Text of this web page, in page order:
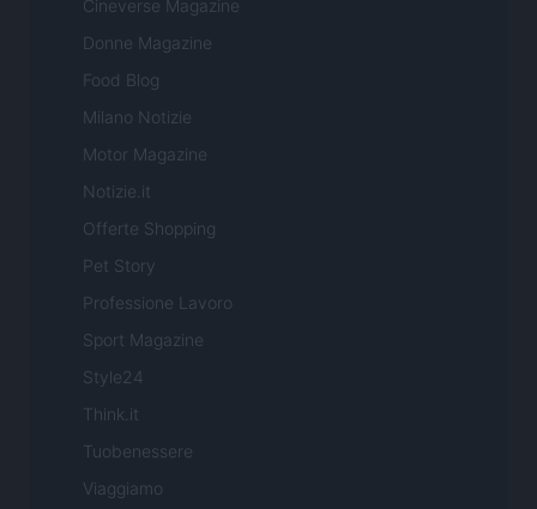
Cineverse Magazine
Donne Magazine
Food Blog
Milano Notizie
Motor Magazine
Notizie.it
Offerte Shopping
Pet Story
Professione Lavoro
Sport Magazine
Style24
Think.it
Tuobenessere
Viaggiamo